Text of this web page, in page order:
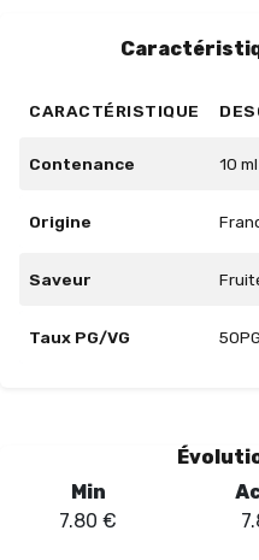
maturer entre 2 à 5 jours
Disponible en flacon de 10
CARACTÉRISTIQUE
Contenance 10 ml
Origine
Saveur
Taux PG/VG
Min
7.80 €